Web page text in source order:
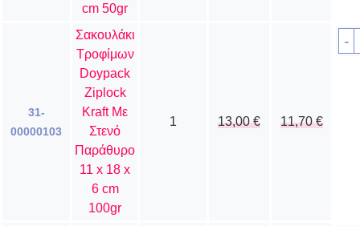
cm 50gr
31-
00000103
Σακουλάκι
Τροφίμων
Doypack
Ziplock
Kraft Με
Στενό
Παράθυρο
11 x 18 x
6 cm
100gr
1 13,00€ 11,70€
-